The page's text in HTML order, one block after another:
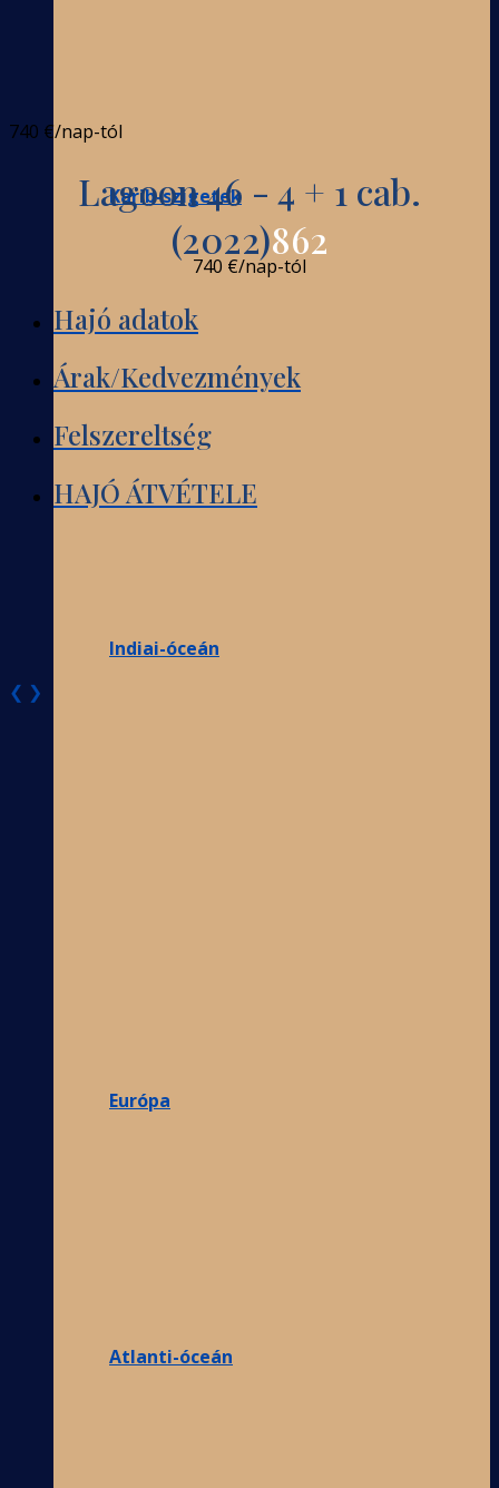
Karib-szigetek
Indiai-óceán
Európa
Atlanti-óceán
740 €/nap-tól
Lagoon 46 - 4 + 1 cab.
(2022)862
740 €/nap-tól
Hajó adatok
Árak/Kedvezmények
Felszereltség
HAJÓ ÁTVÉTELE
❮ ❯